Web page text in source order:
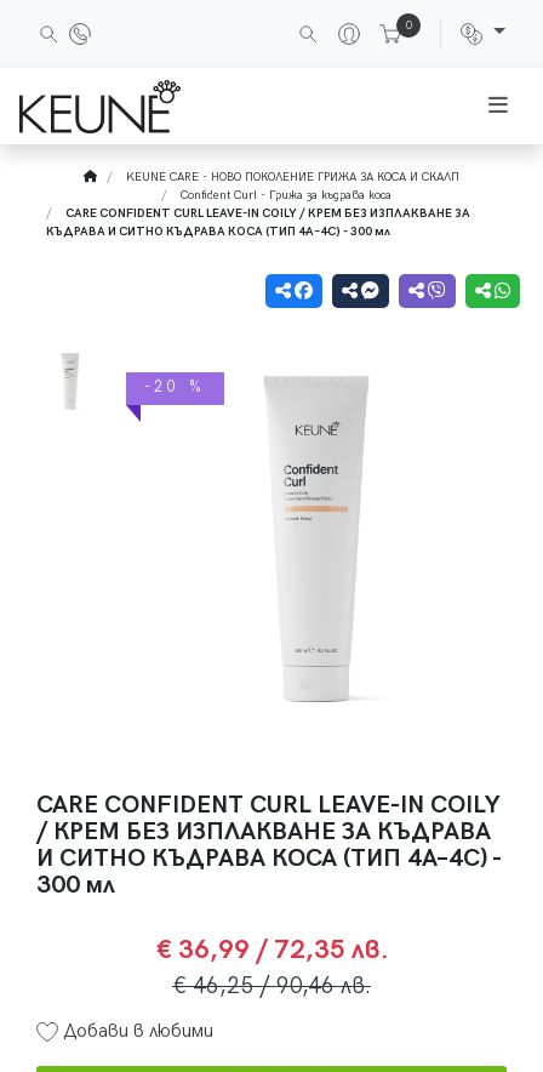
0
KEUNE CARE - НОВО ПОКОЛЕНИЕ ГРИЖА ЗА КОСА И СКАЛП
Confident Curl - Грижа за къдрава коса
CARE CONFIDENT CURL LEAVE-IN COILY / КРЕМ БЕЗ ИЗПЛАКВАНЕ ЗА
КЪДРАВА И СИТНО КЪДРАВА КОСА (ТИП 4A–4С) - 300 мл
-20 %
CARE CONFIDENT CURL LEAVE-IN COILY
/ КРЕМ БЕЗ ИЗПЛАКВАНЕ ЗА КЪДРАВА
И СИТНО КЪДРАВА КОСА (ТИП 4A–4С) -
300 мл
€ 36,99 / 72,35 лв.
€ 46,25/ 90,46 лв.
Добави в любими